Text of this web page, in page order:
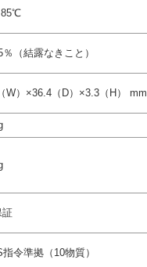
85℃
（結露なきこと）
W）×36.4（D）×3.3（H） mm
証
指令準拠（10物質）